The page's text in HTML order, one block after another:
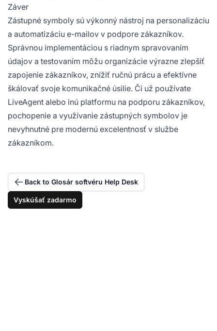
Záver
Zástupné symboly sú výkonný nástroj na personalizáciu
a automatizáciu e-mailov v podpore zákazníkov.
Správnou implementáciou s riadnym spravovaním
údajov a testovaním môžu organizácie výrazne zlepšiť
zapojenie zákazníkov, znížiť ručnú prácu a efektívne
škálovať svoje komunikačné úsilie. Či už používate
LiveAgent alebo inú platformu na podporu zákazníkov,
pochopenie a využívanie zástupných symbolov je
nevyhnutné pre modernú excelentnosť v službe
zákazníkom.
Back to Glosár softvéru Help Desk
Vyskúšať zadarmo